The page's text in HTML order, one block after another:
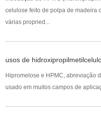
celulose feito de polpa de madeira
várias propried...
usos de
Hipromelose e HPMC, abreviação
usado em muitos campos de